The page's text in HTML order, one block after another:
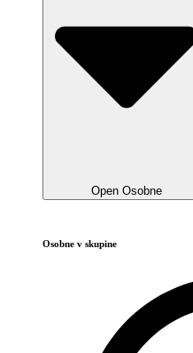
Open Osobne
Osobne v skupine